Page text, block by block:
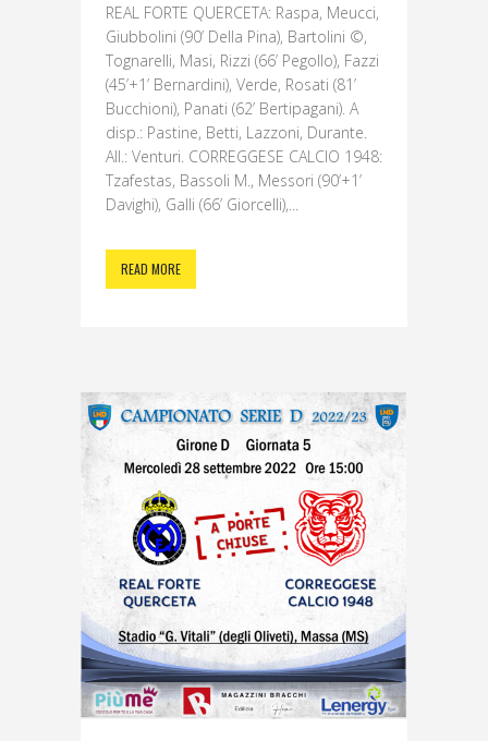
REAL FORTE QUERCETA: Raspa, Meucci,
Giubbolini (90’ Della Pina), Bartolini ©,
Tognarelli, Masi, Rizzi (66’ Pegollo), Fazzi
(45’+1’ Bernardini), Verde, Rosati (81’
Bucchioni), Panati (62’ Bertipagani). A
disp.: Pastine, Betti, Lazzoni, Durante.
All.: Venturi. CORREGGESE CALCIO 1948:
Tzafestas, Bassoli M., Messori (90’+1’
Davighi), Galli (66’ Giorcelli),...
READ MORE